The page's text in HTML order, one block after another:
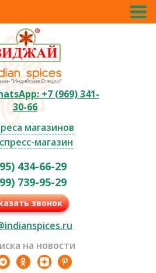
+7 (969) 341-
30-66
магазинов
магазин
434-66-29
739-95-29
звонок
на новости